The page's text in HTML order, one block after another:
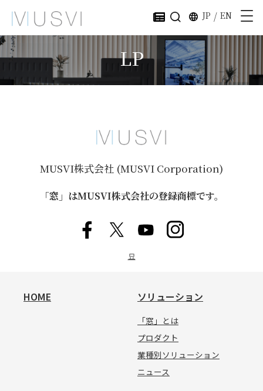
JP / EN
LP
MUSVI株式会社 (MUSVI Corporation)
「窓」はMUSVI株式会社の登録商標です。
묘
HOME ソリューション
「窓」とは
プロダクト
業種別ソリューション
ニュース